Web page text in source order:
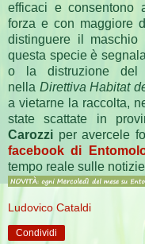
efficaci e consentono
forza e con maggiore
distinguere il maschio
questa specie è
o la distruzione del
nella Direttiva Habitat
a vietarne la raccolta,
state scattate in
Carozzi per avercele
facebook di
tempo reale sulle
Ludovico Cataldi
Condividi